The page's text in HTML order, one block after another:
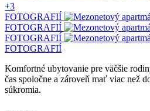
+3
FOTOGRAFIÍ
FOTOGRAFIÍ
FOTOGRAFIÍ
FOTOGRAFIÍ
Komfortné ubytovanie pre väčšie
čas spoločne a zároveň mať viac než
súkromia.